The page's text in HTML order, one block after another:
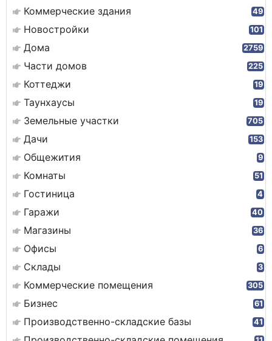
Коммерческие здания 49
Новостройки 101
Дома 2759
Части домов 225
Коттеджи 19
Таунхаусы 19
Земельные участки 705
Дачи 153
Общежития 9
Комнаты 51
Гостиница 4
Гаражи 40
Магазины 36
Офисы 6
Склады 3
Коммерческие помещения 305
Бизнес 61
Производственно-складские базы 41